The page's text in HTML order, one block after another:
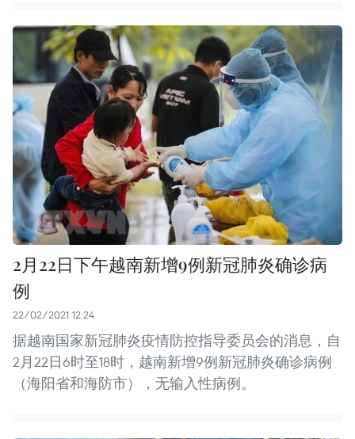
2月22日下午越南新增9例新冠肺炎确诊病
例
22/02/2021 12:24
据越南国家新冠肺炎疫情防控指导委员会的消息，自
2月22日6时至18时，越南新增9例新冠肺炎确诊病例
（海阳省和海防市），无输入性病例。